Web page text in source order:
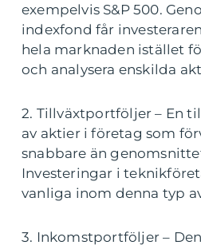
exempelvis S&P 500.
indexfond får
hela marknaden istället
och analysera enskilda
2. Tillväxtportföljer – En
av aktier i företag som
snabbare än
Investeringar i
vanliga inom denna typ
3. Inkomstportföljer –